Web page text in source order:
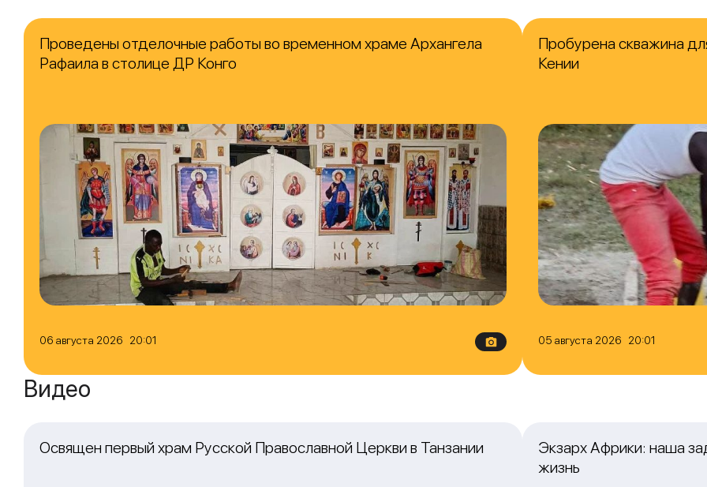
06 августа 2026 20:01
Проведены отделочные работы во временном храме Архангела
Рафаила в столице ДР Конго
05 августа 2026 20:01
Пробурена скважина
Кении
Видео
Освящен первый храм Русской Православной Церкви в Танзании
Экзарх Африки: наша
жизнь